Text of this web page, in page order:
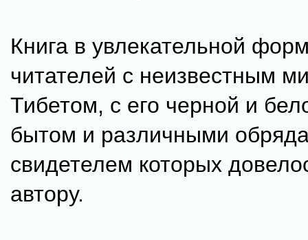
Книга в увлекательной
читателей с неизвестным
Тибетом, с его черной и
бытом и различными
свидетелем которых
автору.